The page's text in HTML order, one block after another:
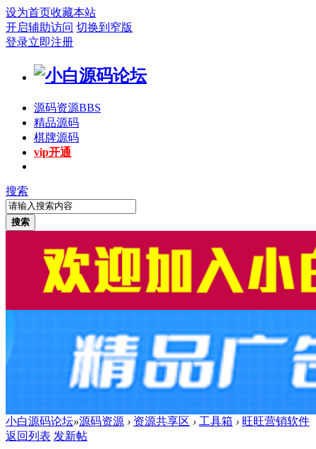
设为首页收藏本站
开启辅助访问 切换到窄版
登录立即注册
源码资源BBS
精品源码
棋牌源码
vip开通
搜索
搜索
小白源码论坛»源码资源 › 资源共享区 › 工具箱 › 旺旺营销软件
返回列表 发新帖